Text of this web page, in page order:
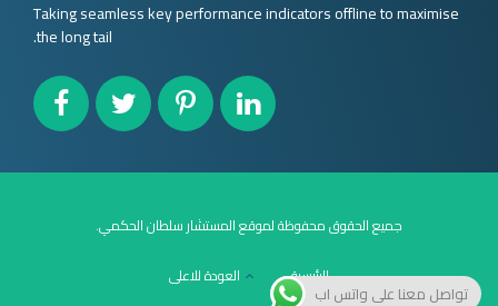
Taking seamless key performance indicators offline to maximise
the long tail.
جميع الحقوق محفوظة لموقع المستشار سلطان الحكمي.
الرئيسية
العودة للاعلى
تواصل معنا على واتس اب